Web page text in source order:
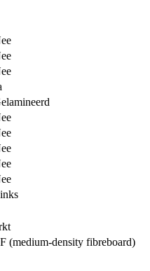
(medium-density fibreboard)